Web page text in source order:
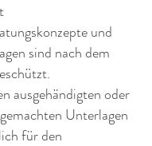
und
sind nach dem
ausgehändigten oder
Unterlagen
für den